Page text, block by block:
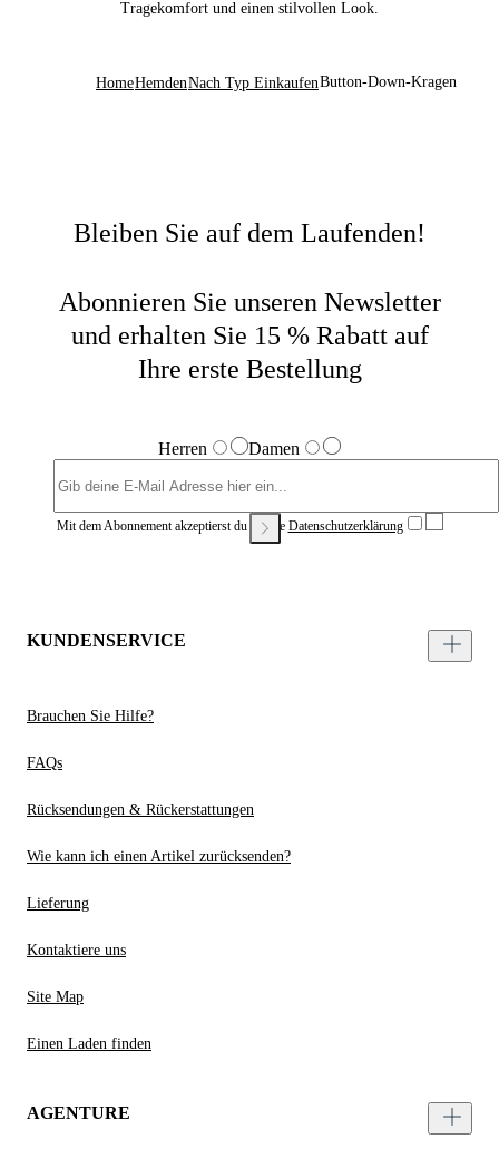
Tragekomfort und einen stilvollen Look.
HomeHemdenNach Typ EinkaufenButton-Down-Kragen
Bleiben Sie auf dem Laufenden!
Abonnieren Sie unseren Newsletter
und erhalten Sie 15 % Rabatt auf
Ihre erste Bestellung
Herren Damen
Mit dem Abonnement akzeptierst du unsere Datenschutzerklärung
KUNDENSERVICE
Brauchen Sie Hilfe?
FAQs
Rücksendungen & Rückerstattungen
Wie kann ich einen Artikel zurücksenden?
Lieferung
Kontaktiere uns
Site Map
Einen Laden finden
AGENTURE